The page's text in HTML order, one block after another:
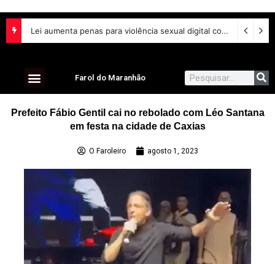
Lei aumenta penas para violência sexual digital contra crianças e adolescentes e endurece punições
Farol do Maranhão
Prefeito Fábio Gentil cai no rebolado com Léo Santana
em festa na cidade de Caxias
O Faroleiro agosto 1, 2023